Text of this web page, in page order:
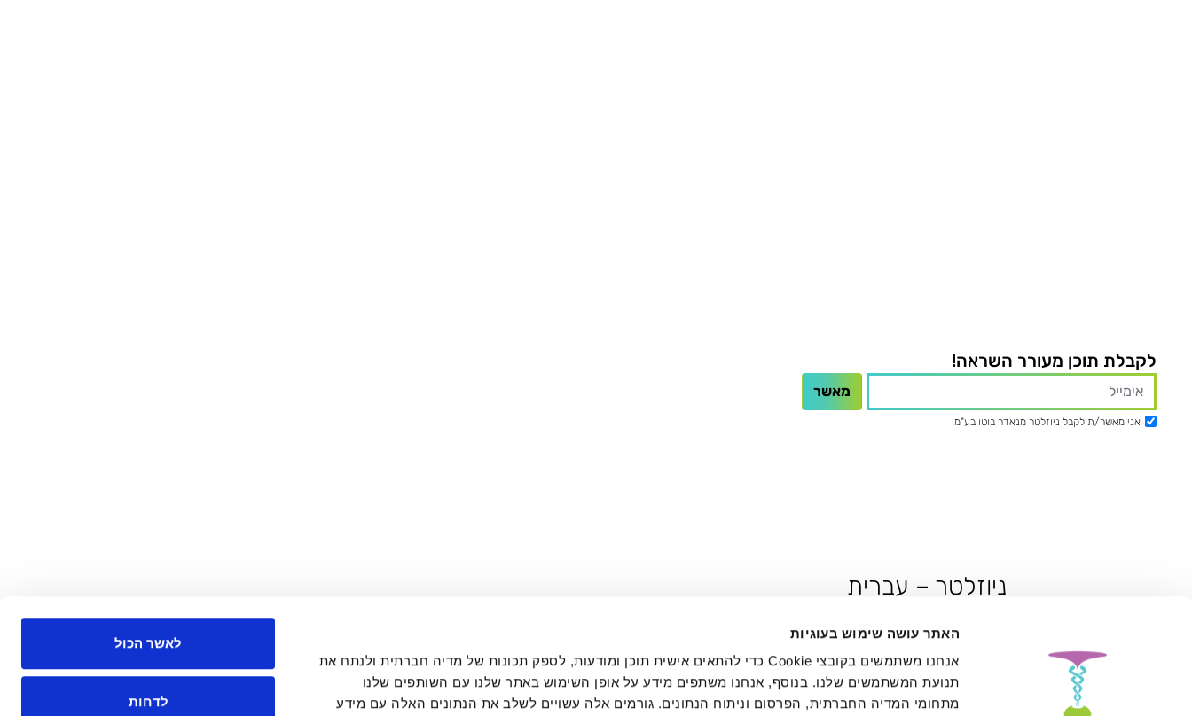
האתר עושה שימוש בעוגיות
אנחנו משתמשים בקובצי Cookie כדי להתאים אישית תוכן ומודעות, לספק תכונות של מדיה חברתית ולנתח את
תנועת המשתמשים שלנו. בנוסף, אנחנו משתפים מידע על אופן השימוש באתר שלנו עם השותפים שלנו
מתחומי המדיה החברתית, הפרסום וניתוח הנתונים. גורמים אלה עשויים לשלב את הנתונים האלה עם מידע
לאשר הכול
לדחות
לקבלת תוכן מעורר השראה!
אני מאשר/ת לקבל ניוזלטר מנאדר בוטו בע"מ
ניוזלטר – עברית
אני מאשר/ת לקבל ניוזלטר מנאדר בוטו בע"מ